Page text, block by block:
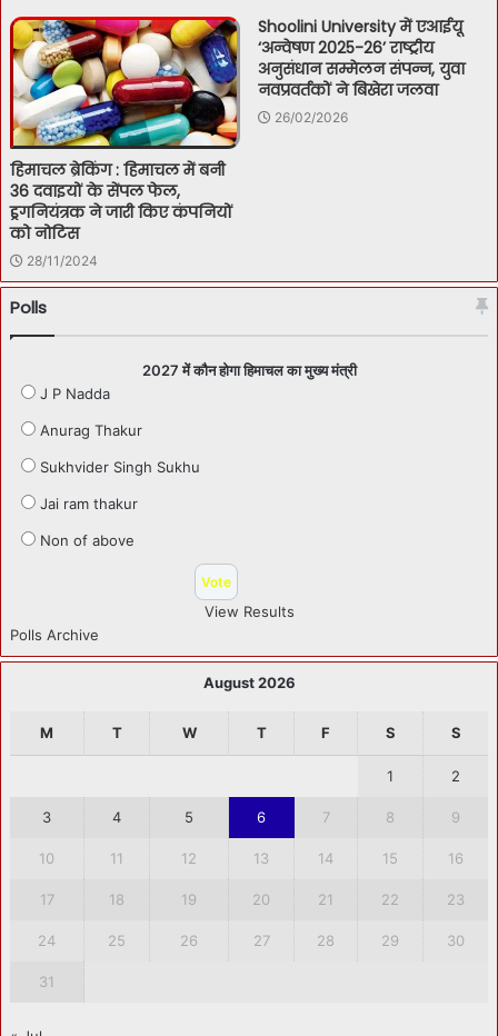
हिमाचल ब्रेकिंग : हिमाचल में बनी
36 दवाइयों के सेंपल फेल,
ड्रगनियंत्रक ने जारी किए कंपनियों
को नोटिस
28/11/2024
Shoolini University में एआईयू
‘अन्वेषण 2025-26’ राष्ट्रीय
अनुसंधान सम्मेलन संपन्न, युवा
नवप्रवर्तकों ने बिखेरा जलवा
26/02/2026
Polls
2027 में कौन होगा हिमाचल का मुख्य मंत्री
J P Nadda
Anurag Thakur
Sukhvider Singh Sukhu
Jai ram thakur
Non of above
View Results
Polls Archive
August 2026
M T W T F S S
1 2
3 4 5 6 7 8 9
10 11 12 13 14 15 16
17 18 19 20 21 22 23
24 25 26 27 28 29 30
31